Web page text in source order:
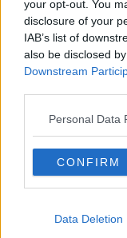
your opt-out. You
disclosure of your
IAB’s list of
also be disclosed
Downstream
Personal Data
CONFIRM
Data Deletion
​Lasciate ai vostri
​Parole d’amore
​Essere genitori di
​Saper pazientare
​Giornata del
Contornati di
Non dare niente per
Che cos’è la
Quarta tappa nelle
​Terza tappa nelle